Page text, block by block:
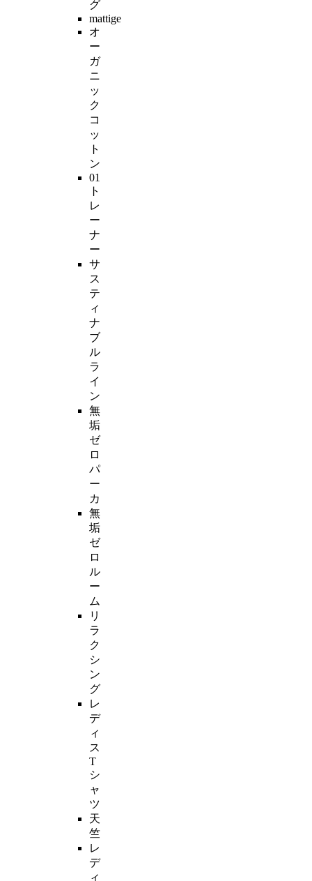
グ
mattige
オ
ー
ガ
ニ
ッ
ク
コ
ッ
ト
ン
01
ト
レ
ー
ナ
ー
サ
ス
テ
ィ
ナ
ブ
ル
ラ
イ
ン
無
垢
ゼ
ロ
パ
ー
カ
無
垢
ゼ
ロ
ル
ー
ム
リ
ラ
ク
シ
ン
グ
レ
デ
ィ
ス
T
シ
ャ
ツ
天
竺
レ
デ
ィ